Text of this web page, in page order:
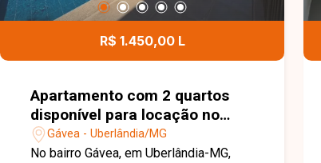
parte. Entre em contato para mais
conhecer este imóvel.
R$ 1.450,00 L
Apartamento com 2 quartos
disponível para locação no
bairro Gávea em Uberlândia-
MG
Gávea - Uberlândia/MG
No bairro Gávea, em Uberlândia-MG,